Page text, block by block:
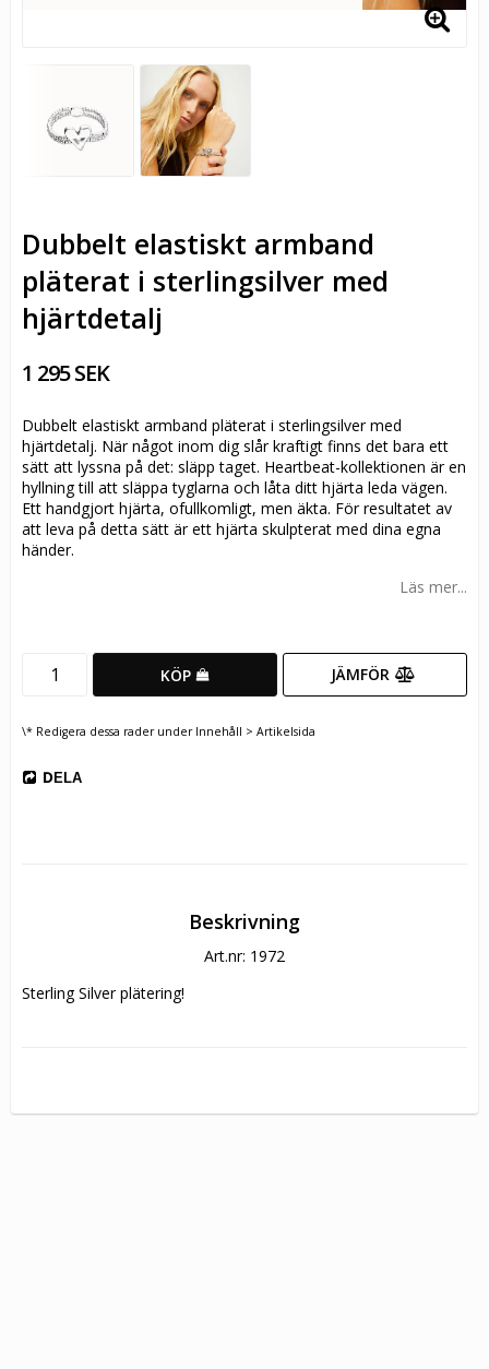
Dubbelt elastiskt armband
pläterat i sterlingsilver med
hjärtdetalj
1 295 SEK
Dubbelt elastiskt armband pläterat i sterlingsilver med
hjärtdetalj. När något inom dig slår kraftigt finns det bara ett
sätt att lyssna på det: släpp taget. Heartbeat-kollektionen är en
hyllning till att släppa tyglarna och låta ditt hjärta leda vägen.
Ett handgjort hjärta, ofullkomligt, men äkta. För resultatet av
att leva på detta sätt är ett hjärta skulpterat med dina egna
händer.
Läs mer...
KÖP JÄMFÖR
\* Redigera dessa rader under Innehåll > Artikelsida
DELA
Beskrivning
Art.nr: 1972
Sterling Silver plätering!